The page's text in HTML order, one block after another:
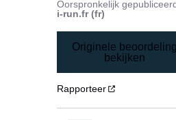
Oorspronkelijk
i-run.fr (fr)
Originele
bekijken
Rapporteer